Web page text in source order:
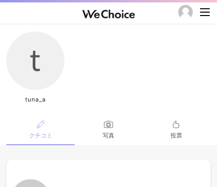
tuna_a
クチコミ 写真 投票